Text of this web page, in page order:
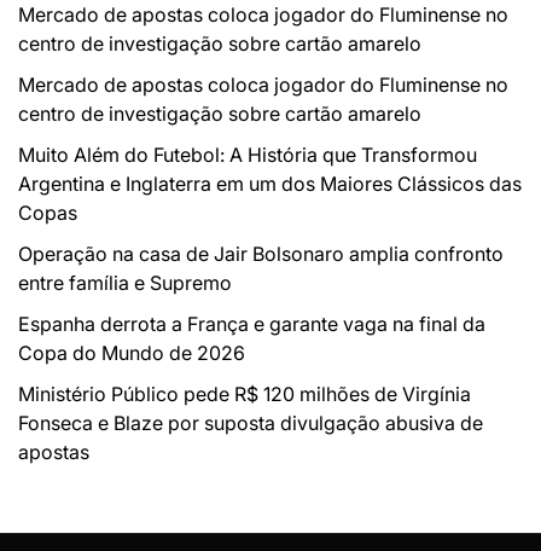
Mercado de apostas coloca jogador do Fluminense no
centro de investigação sobre cartão amarelo
Mercado de apostas coloca jogador do Fluminense no
centro de investigação sobre cartão amarelo
Muito Além do Futebol: A História que Transformou
Argentina e Inglaterra em um dos Maiores Clássicos das
Copas
Operação na casa de Jair Bolsonaro amplia confronto
entre família e Supremo
Espanha derrota a França e garante vaga na final da
Copa do Mundo de 2026
Ministério Público pede R$ 120 milhões de Virgínia
Fonseca e Blaze por suposta divulgação abusiva de
apostas